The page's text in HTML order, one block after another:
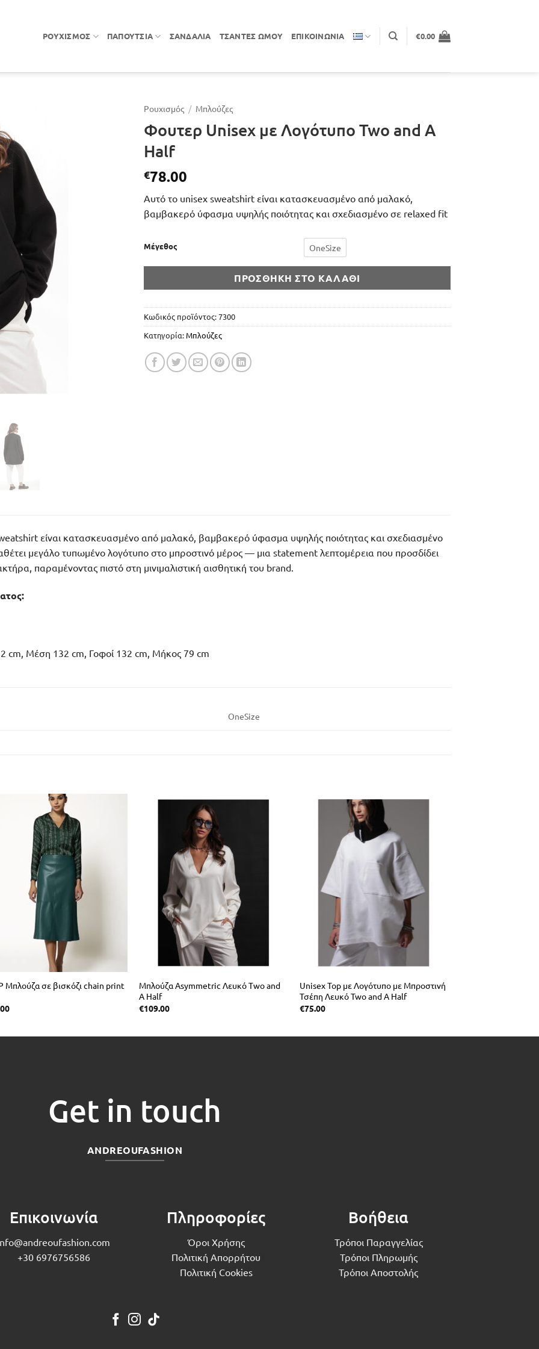
ΡΟΥΧΙΣΜΌΣ ΠΑΠΟΎΤΣΙΑ ΣΑΝΔΆΛΙΑ ΤΣΆΝΤΕΣ ΏΜΟΥ ΕΠΙΚΟΙΝΩΝΊΑ €0.00
Ρουχισμός / Μπλούζες
Φουτερ Unisex με Λογότυπο Two and A
Half
€78.00
Αυτό το unisex sweatshirt είναι κατασκευασμένο από μαλακό,
βαμβακερό ύφασμα υψηλής ποιότητας και σχεδιασμένο σε relaxed fit
Μέγεθος OneSize
ΠΡΟΣΘΉΚΗ ΣΤΟ ΚΑΛΆΘΙ
Κωδικός προϊόντος:7300
Κατηγορία: Μπλούζες
είναι κατασκευασμένο από μαλακό, βαμβακερό ύφασμα υψηλής ποιότητας και σχεδιασμένο
μεγάλο τυπωμένο λογότυπο στο μπροστινό μέρος — μια statement λεπτομέρεια που προσδίδει
παραμένοντας πιστό στη μινιμαλιστική αισθητική του brand.
cm, Μέση 132 cm, Γοφοί 132 cm, Μήκος 79 cm
OneSize
Μπλούζα σε βισκόζι chain print
Μπλούζα Asymmetric Λευκό Τwo and
Α Ηalf
€109.00
Unisex Top με Λογότυπο με Μπροστινή
Τσέπη Λευκό Two and A Half
€75.00
Get in touch
ANDREOUFASHION
Επικοινωνία
+30 6976756586
Πληροφορίες
Όροι Χρήσης
Πολιτική Απορρήτου
Πολιτική Cookies
Βοήθεια
Τρόποι Παραγγελίας
Τρόποι Πληρωμής
Τρόποι Αποστολής